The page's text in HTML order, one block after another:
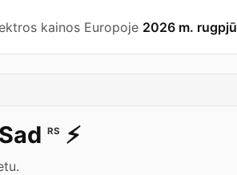
kainos Europoje 2026 m.
RS ⚡️